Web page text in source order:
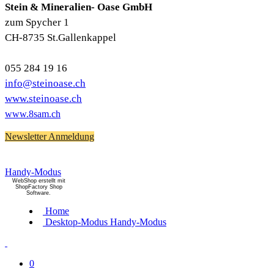
Stein & Mineralien- Oase GmbH
zum Spycher 1
CH-8735 St.Gallenkappel
055 284 19 16
info@steinoase.ch
www.steinoase.ch
www.8sam.ch
Newsletter Anmeldung
Handy-Modus
WebShop erstellt mit
ShopFactory Shop
Software.
Home
Desktop-Modus Handy-Modus
0